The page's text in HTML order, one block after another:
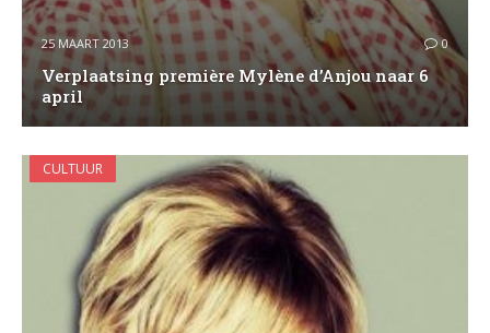
25 MAART 2013 0
Verplaatsing première Mylène d’Anjou naar 6
april
CULTUUR